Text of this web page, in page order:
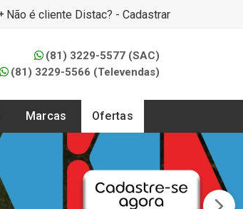
Não é cliente Distac? - Cadastrar
(81) 3229-5577 (SAC)
(81) 3229-5566 (Televendas)
Marcas Ofertas